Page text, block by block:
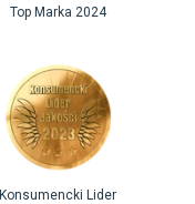
Top Marka 2024
Konsumencki Lider